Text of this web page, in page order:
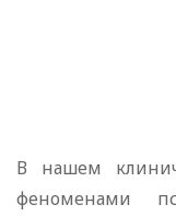
В нашем
феноменами